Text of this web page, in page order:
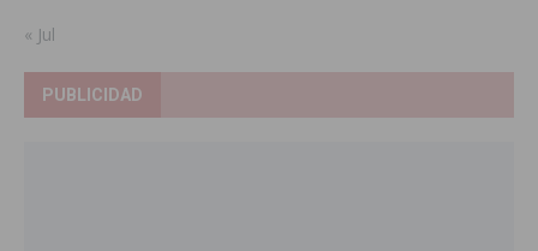
« Jul
PUBLICIDAD